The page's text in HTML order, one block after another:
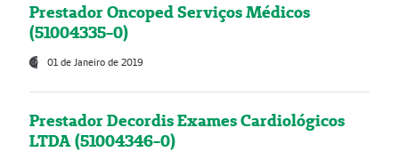
Prestador Oncoped Serviços Médicos
(51004335-0)
01 de Janeiro de 2019
Prestador Decordis Exames Cardiológicos
LTDA (51004346-0)